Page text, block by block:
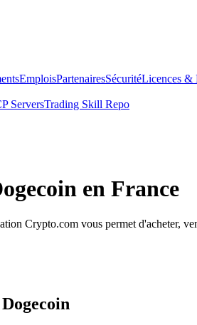
EmploisPartenairesSécuritéLicences &
ServersTrading Skill Repo
en France
Crypto.com vous permet d'acheter,